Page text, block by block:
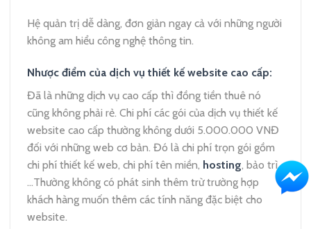
Hệ quản trị dễ dàng, đơn giản ngay cả với những người
không am hiểu công nghệ thông tin.
Nhược điểm của dịch vụ thiết kế website cao cấp:
Đã là những dịch vụ cao cấp thì đồng tiền thuê nó
cũng không phải rẻ. Chi phí các gói của dịch vụ thiết kế
website cao cấp thường không dưới 5.000.000 VNĐ
đối với những web cơ bản. Đó là chi phí trọn gói gồm
chi phí thiết kế web, chi phí tên miền, hosting, bảo trì,
…Thường không có phát sinh thêm trừ trường hợp
khách hàng muốn thêm các tính năng đặc biệt cho
website.